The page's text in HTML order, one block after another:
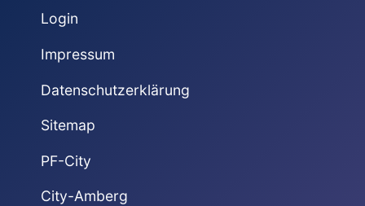
Login
Impressum
Datenschutzerklärung
Sitemap
PF-City
City-Amberg